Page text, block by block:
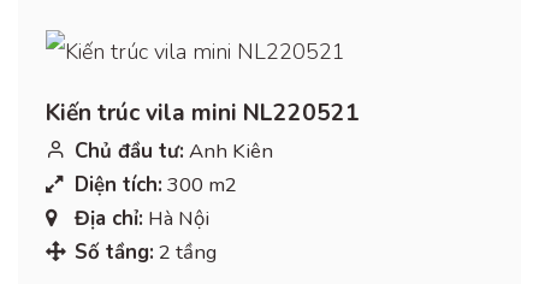
Kiến trúc vila mini NL220521
Chủ đầu tư: Anh Kiên
Diện tích: 300 m2
Địa chỉ: Hà Nội
Số tầng: 2 tầng